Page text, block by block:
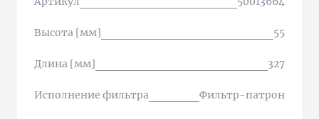
Высота [мм] 55
Длина [мм] 327
Исполнение фильтра Фильтр-патрон